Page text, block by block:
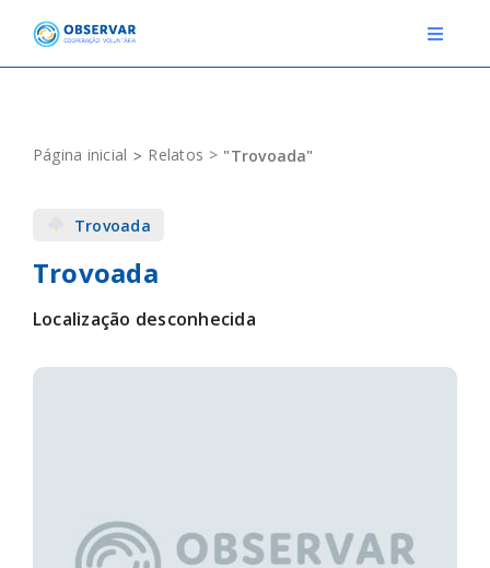
content
Toggle
EVENTOS
DEFINIÇÕES
F.A.Q.
Página inicial Relatos "Trovoada"
Trovoada
Trovoada
Localização desconhecida